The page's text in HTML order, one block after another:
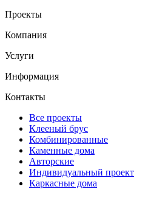
Проекты
Компания
Услуги
Информация
Контакты
Все проекты
Клееный брус
Комбинированные
Каменные дома
Авторские
Индивидуальный проект
Каркасные дома